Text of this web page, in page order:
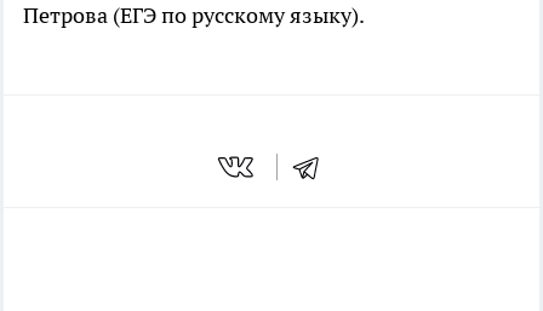
Петрова (ЕГЭ по русскому языку).